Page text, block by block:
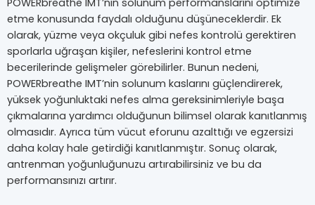
etme konusunda faydalı olduğunu düşüneceklerdir. Ek
olarak, yüzme veya okçuluk gibi nefes kontrolü gerektiren
sporlarla uğraşan kişiler, nefeslerini kontrol etme
becerilerinde gelişmeler görebilirler. Bunun nedeni,
POWERbreathe IMT’nin solunum kaslarını güçlendirerek,
yüksek yoğunluktaki nefes alma gereksinimleriyle başa
çıkmalarına yardımcı olduğunun bilimsel olarak kanıtlanmış
olmasıdır. Ayrıca tüm vücut eforunu azalttığı ve egzersizi
daha kolay hale getirdiği kanıtlanmıştır. Sonuç olarak,
antrenman yoğunluğunuzu artırabilirsiniz ve bu da
performansınızı artırır.